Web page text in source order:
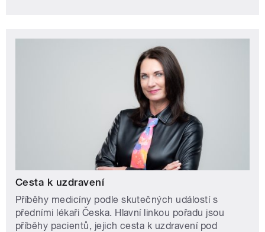
Cesta k uzdravení
Příběhy medicíny podle skutečných událostí s
předními lékaři Česka. Hlavní linkou pořadu jsou
příběhy pacientů, jejich cesta k uzdravení pod